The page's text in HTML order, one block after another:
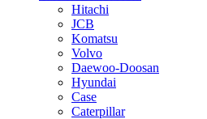
Hitachi
JCB
Komatsu
Volvo
Daewoo-Doosan
Hyundai
Case
Caterpillar